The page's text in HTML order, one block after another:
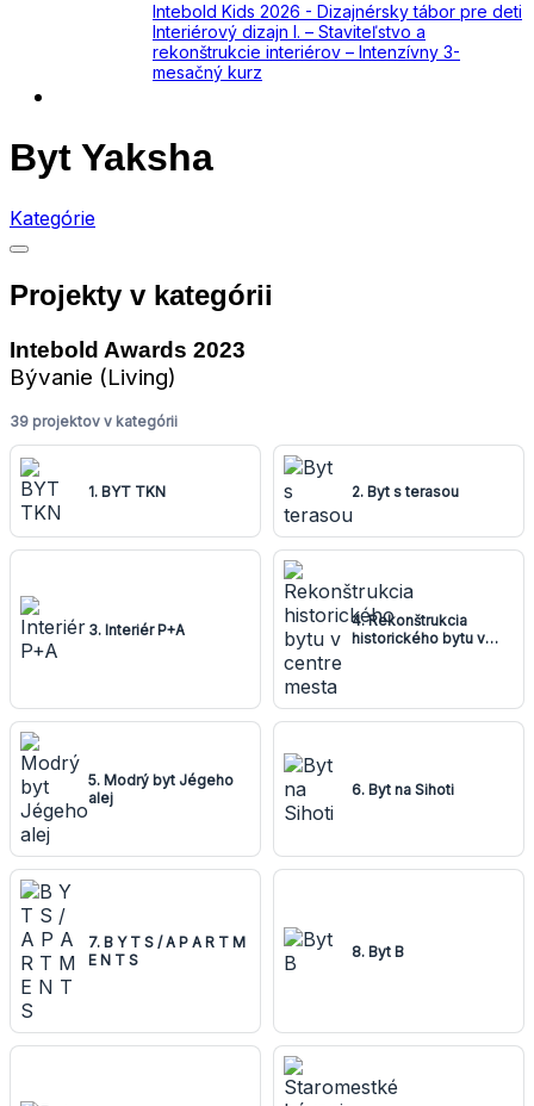
Intebold Kids 2026 - Dizajnérsky tábor pre deti
Interiérový dizajn I. – Staviteľstvo a
rekonštrukcie interiérov – Intenzívny 3-
mesačný kurz
Byt Yaksha
Kategórie
Projekty v kategórii
Intebold Awards 2023
Bývanie (Living)
39 projektov v kategórii
1. BYT TKN 2. Byt s terasou
3. Interiér P+A
4. Rekonštrukcia
historického bytu v
5. Modrý byt Jégeho
alej
6. Byt na Sihoti
7. B Y T S / A P A R T M
E N T S
8. Byt B